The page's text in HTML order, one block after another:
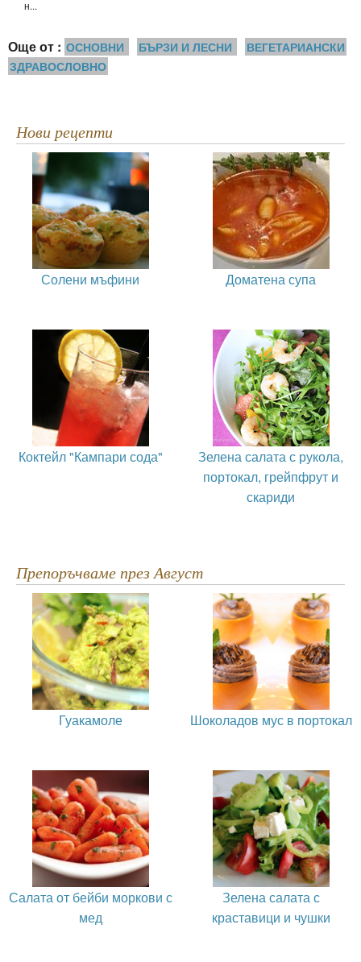
н...
Още от : ОСНОВНИ БЪРЗИ И ЛЕСНИ
ВЕГЕТАРИАНСКИ
ЗДРАВОСЛОВНО
Нови рецепти
Солени мъфини Доматена супа
Коктейл "Кампари сода"
Зелена салата с рукола,
портокал, грейпфрут и
скариди
Препоръчваме през Август
Гуакамоле Шоколадов мус в портокал
Салата от бейби моркови с
мед
Зелена салата с
краставици и чушки